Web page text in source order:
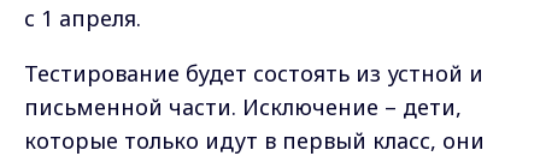
с 1 апреля.
Тестирование будет состоять из устной и
письменной части. Исключение – дети,
которые только идут в первый класс, они